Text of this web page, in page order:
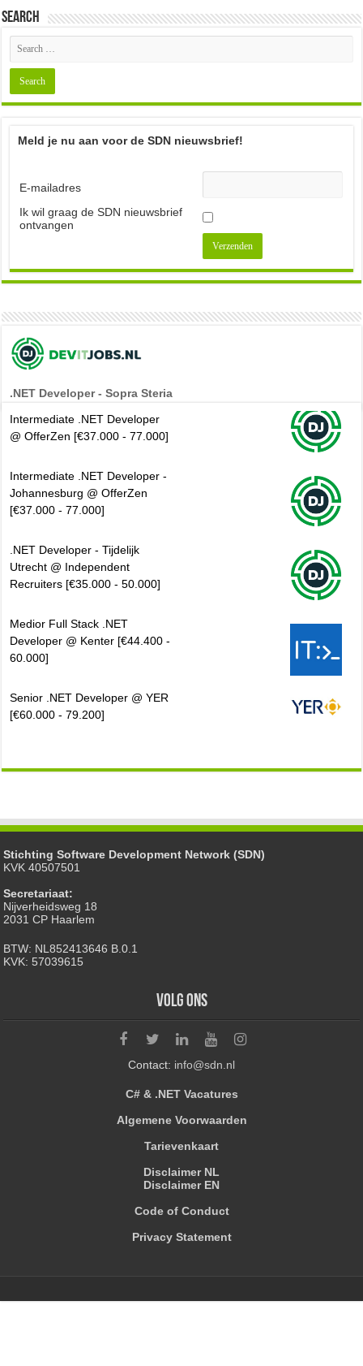
Search
Meld je nu aan voor de SDN nieuwsbrief!
E-mailadres
Ik wil graag de SDN nieuwsbrief
ontvangen
.NET Developer - Sopra Steria
Intermediate .NET Developer
@ OfferZen [€37.000 - 77.000]
Intermediate .NET Developer -
Johannesburg @ OfferZen
[€37.000 - 77.000]
.NET Developer - Tijdelijk
Utrecht @ Independent
Recruiters [€35.000 - 50.000]
Medior Full Stack .NET
Developer @ Kenter [€44.400 -
60.000]
Senior .NET Developer @ YER
[€60.000 - 79.200]
Stichting Software Development Network (SDN)
KVK 40507501
Secretariaat:
Nijverheidsweg 18
2031 CP Haarlem
BTW: NL852413646 B.0.1
KVK: 57039615
Volg ons
Contact: info@sdn.nl
C# & .NET Vacatures
Algemene Voorwaarden
Tarievenkaart
Disclaimer NL
Disclaimer EN
Code of Conduct
Privacy Statement